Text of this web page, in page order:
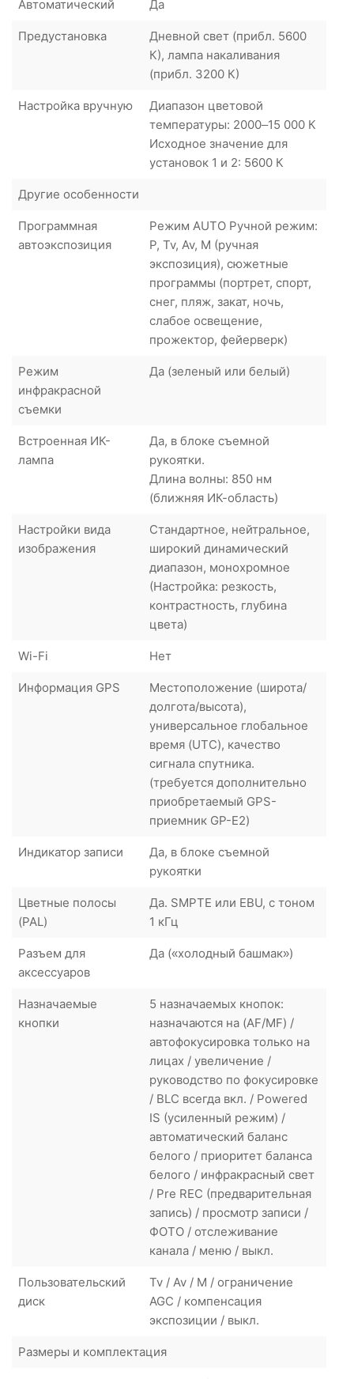
Автоматический Да
Предустановка
Дневной свет (прибл. 5600
К), лампа накаливания
(прибл. 3200 К)
Настройка вручную
Диапазон цветовой
температуры: 2000–15 000 К
Исходное значение для
установок 1 и 2: 5600 К
Другие особенности
Программная
автоэкспозиция
Режим AUTO Ручной режим:
P, Tv, Av, M (ручная
экспозиция), сюжетные
программы (портрет, спорт,
снег, пляж, закат, ночь,
слабое освещение,
прожектор, фейерверк)
Режим
инфракрасной
съемки
Да (зеленый или белый)
Встроенная ИК-
лампа
Да, в блоке съемной
рукоятки.
Длина волны: 850 нм
(ближняя ИК-область)
Настройки вида
изображения
Стандартное, нейтральное,
широкий динамический
диапазон, монохромное
(Настройка: резкость,
контрастность, глубина
цвета)
Wi-Fi Нет
Информация GPS
Местоположение (широта/
долгота/высота),
универсальное глобальное
время (UTC), качество
сигнала спутника.
(требуется дополнительно
приобретаемый GPS-
приемник GP-E2)
Индикатор записи
Да, в блоке съемной
рукоятки
Цветные полосы
(PAL)
Да. SMPTE или EBU, с тоном
1 кГц
Разъем для
аксессуаров
Да («холодный башмак»)
Назначаемые
кнопки
5 назначаемых кнопок:
назначаются на (AF/MF) /
автофокусировка только на
лицах / увеличение /
руководство по фокусировке
/ BLC всегда вкл. / Powered
IS (усиленный режим) /
автоматический баланс
белого / приоритет баланса
белого / инфракрасный свет
/ Pre REC (предварительная
запись) / просмотр записи /
ФОТО / отслеживание
канала / меню / выкл.
Пользовательский
диск
Tv / Av / M / ограничение
AGC / компенсация
экспозиции / выкл.
Размеры и комплектация